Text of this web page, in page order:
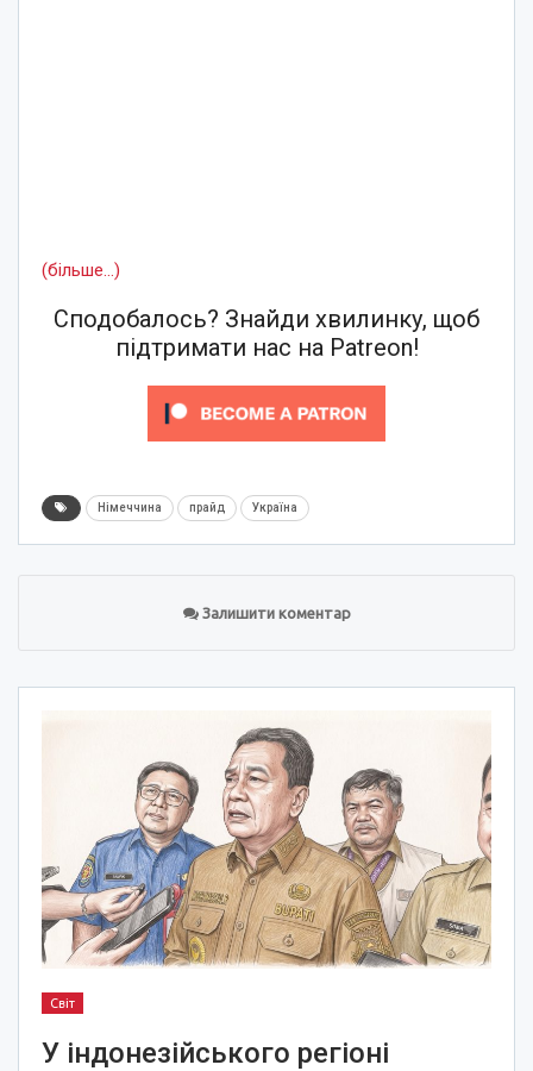
(більше…)
Сподобалось? Знайди хвилинку, щоб
підтримати нас на Patreon!
Німеччина прайд Україна
Залишити коментар
Світ
У індонезійського регіоні